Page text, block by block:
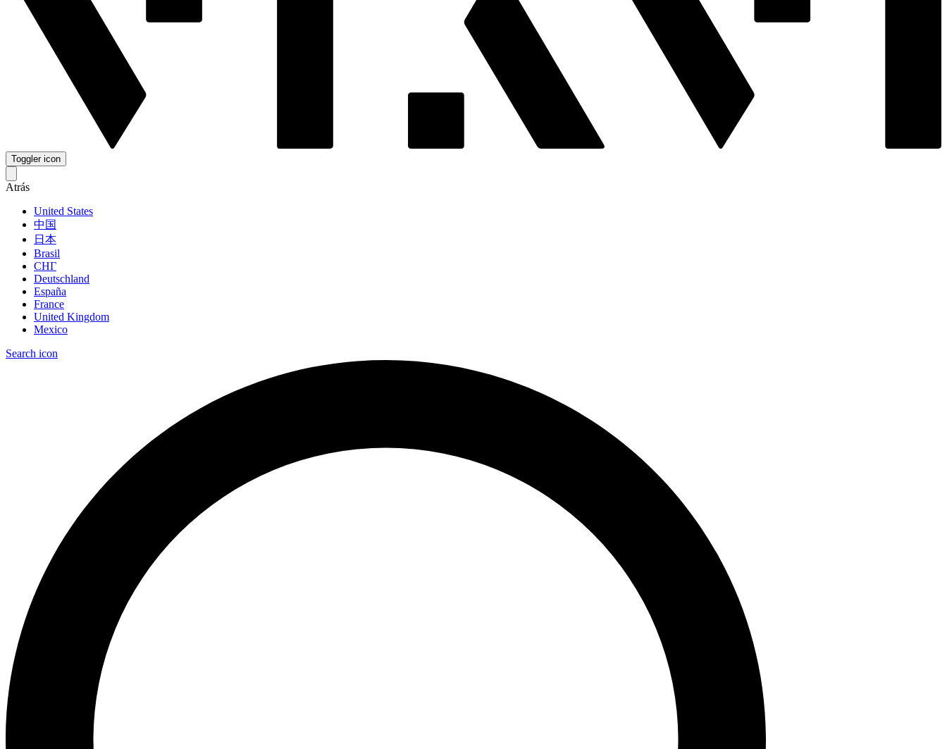
Toggler icon
Atrás
United States
中国
日本
Brasil
СНГ
Deutschland
España
France
United Kingdom
Mexico
Search icon